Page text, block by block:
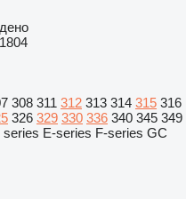
1804
308 311 312 313 314 315 316
326 329 330 336 340 345 349
series E-series F-series GC